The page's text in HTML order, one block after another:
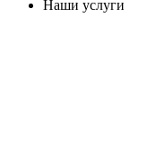
Наши услуги